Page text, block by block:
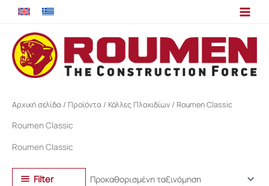
Μετάβαση
περιεχόμενο
Αρχική σελίδα / Προϊόντα / Κόλλες Πλακιδίων / Roumen Classic
Roumen Classic
Roumen Classic
Filter